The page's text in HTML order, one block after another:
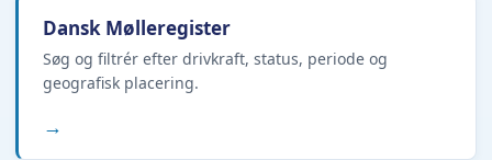
Dansk Mølleregister
Søg og filtrér efter drivkraft, status, periode og
geografisk placering.
→